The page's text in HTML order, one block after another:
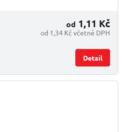
od 1,34 Kč včetně DPH
od 1,11 Kč
Detail